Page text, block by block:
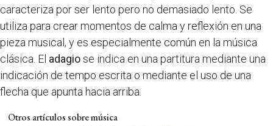
caracteriza por ser lento pero no demasiado lento. Se
utiliza para crear momentos de calma y reflexión en una
pieza musical, y es especialmente común en la música
clásica. El adagiose indica en una partitura mediante una
indicación de tempo escrita o mediante el uso de una
flecha que apunta hacia arriba.
Otros artículos sobre música